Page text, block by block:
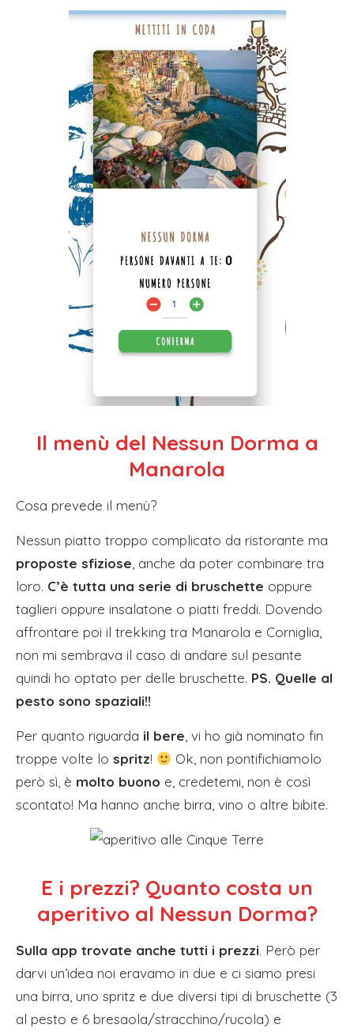
Il menù del Nessun Dorma a
Manarola
Cosa prevede il menù?
Nessun piatto troppo complicato da ristorante ma
proposte sfiziose , anche da poter combinare tra
loro. C’è tutta una serie di bruschette oppure
taglieri oppure insalatone o piatti freddi. Dovendo
affrontare poi il trekking tra Manarola e Corniglia,
non mi sembrava il caso di andare sul pesante
quindi ho optato per delle bruschette. PS. Quelle al
pesto sono spaziali!!
Per quanto riguarda il bere , vi ho già nominato fin
troppe volte lo spritz!
Ok, non pontifichiamolo
però sì, è molto buono e, credetemi, non è così
scontato! Ma hanno anche birra, vino o altre bibite.
E i prezzi? Quanto costa un
aperitivo al Nessun Dorma?
Sulla app trovate anche tutti i prezzi. Però per
darvi un’idea noi eravamo in due e ci siamo presi
una birra, uno spritz e due diversi tipi di bruschette (3
al pesto e 6 bresaola/stracchino/rucola) e